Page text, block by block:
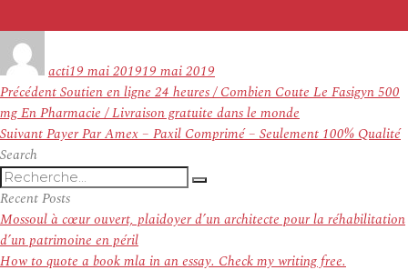
actile
19 mai 201919 mai 2019
Navigation
de
l’article
PrécédentArticle
précédent :
Soutien en ligne 24 heures / Combien Coute Le Fasigyn 500
mg En Pharmacie / Livraison gratuite dans le monde
SuivantArticle
Payer Par Amex – Paxil Comprimé – Seulement 100% Qualité
Search
Recherche
pour
:
Recherche
Recent Posts
Mossoul à cœur ouvert, plaidoyer d’un architecte pour la réhabilitation
d’un patrimoine en péril
How to quote a book mla in an essay. Check my writing free.